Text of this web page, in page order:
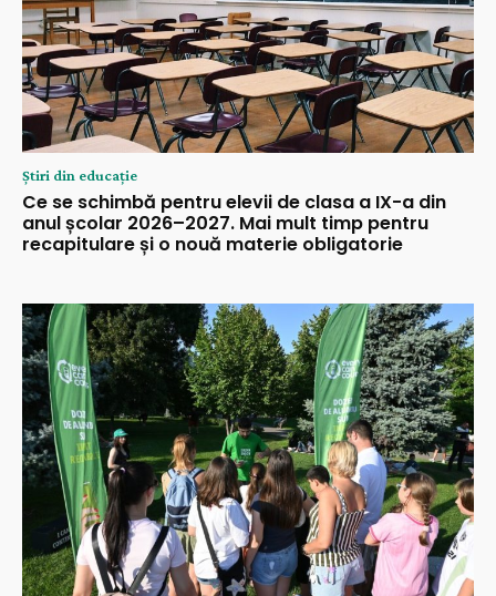
Știri din educație
Ce se schimbă pentru elevii de clasa a IX-a din
anul școlar 2026–2027. Mai mult timp pentru
recapitulare și o nouă materie obligatorie